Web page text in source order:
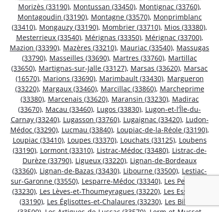
Morizès (33190), Montussan (33450), Montignac (33760),
Montagoudin (33190), Montagne (33570), Monprimblanc
(33410), Mongauzy (33190), Mombrier (33710), Mios (33380),
Mesterrieux (33540), Mérignas (33350), Mérignac (33700),
Mazion (33390), Mazères (33210), Mauriac (33540), Massugas
(33790), Masseilles (33690), Martres (33760), Martillac
(33650), Martignas-sur-Jalle (33127), Marsas (33620), Marsac
(16570), Marions (33690), Marimbault (33430), Margueron
(33220), Margaux (33460), Marcillac (33860), Marcheprime
(33380), Marcenais (33620), Maransin (33230), Madirac
(33670), Macau (33460), Lugos (33830), Lugon-et-l’Île-du-
Carnay (33240), Lugasson (33760), Lugaignac (33420), Ludon-
Médoc (33290), Lucmau (33840), Loupiac-de-la-Réole (33190),
Loupiac (33410), Loupes (33370), Louchats (33125), Loubens
(33190), Lormont (33310), Listrac-Médoc (33480), Listrac-de-
Durèze (33790), Ligueux (33220), Lignan-de-Bordeaux
(33360), Lignan-de-Bazas (33430), Libourne (33500), Lestiac-
sur-Garonne (33550), Lesparre-Médoc (33340), Les Peintures
(33230), Les Lèves-et-Thoumeyragues (33220), Les Esseintes
(33190), Les Églisottes-et-Chalaures (33230), Les Billaux